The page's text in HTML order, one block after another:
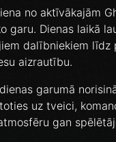
no aktīvākajām
garu. Dienas laikā
dalībniekiem
aizrautību.
garumā
uz tveici,
gan